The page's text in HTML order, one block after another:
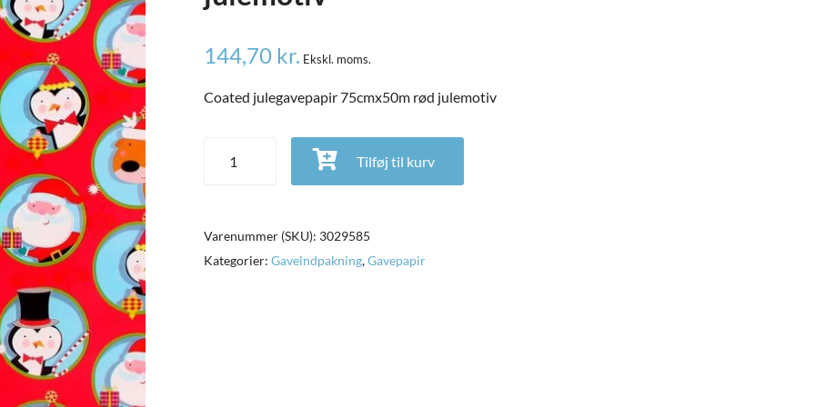
144,70 kr. Ekskl. moms.
Coated julegavepapir 75cmx50m rød julemotiv
Coated julegavepapir 75cmx50m rød julemotiv antal
Tilføj til kurv
Varenummer (SKU): 3029585
Kategorier: Gaveindpakning,Gavepapir